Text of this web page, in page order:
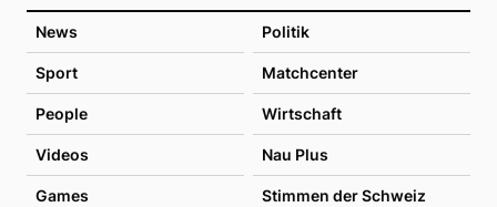
News Politik
Sport Matchcenter
People Wirtschaft
Videos Nau Plus
Games Stimmen der Schweiz